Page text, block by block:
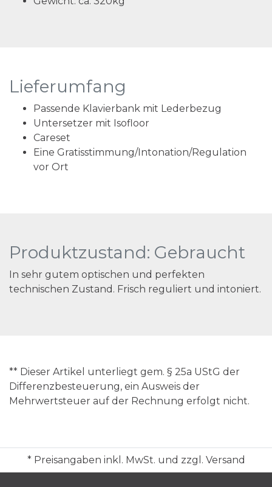
Lieferumfang
Passende Klavierbank mit Lederbezug
Untersetzer mit Isofloor
Careset
Eine Gratisstimmung/Intonation/Regulation
vor Ort
Produktzustand: Gebraucht
In sehr gutem optischen und perfekten
technischen Zustand. Frisch reguliert und intoniert.
** Dieser Artikel unterliegt gem. § 25a UStG der
Differenzbesteuerung, ein Ausweis der
Mehrwertsteuer auf der Rechnung erfolgt nicht.
* Preisangaben inkl. MwSt. und zzgl. Versand